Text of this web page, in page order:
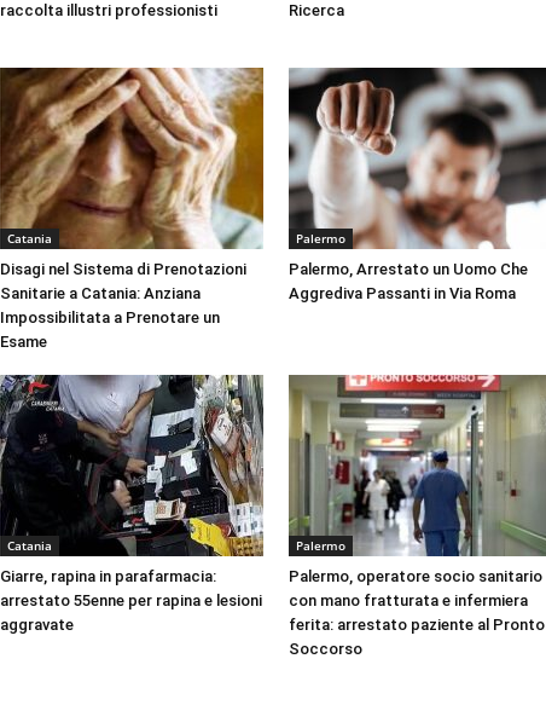
raccolta illustri professionisti
Ricerca
Catania
Disagi nel Sistema di Prenotazioni
Sanitarie a Catania: Anziana
Impossibilitata a Prenotare un
Esame
Palermo
Palermo, Arrestato un Uomo Che
Aggrediva Passanti in Via Roma
Catania
Giarre, rapina in parafarmacia:
arrestato 55enne per rapina e lesioni
aggravate
Palermo
Palermo, operatore socio sanitario
con mano fratturata e infermiera
ferita: arrestato paziente al Pronto
Soccorso